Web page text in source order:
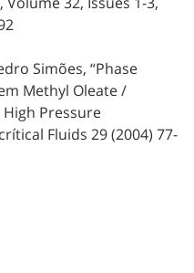
Simões, “Phase
Methyl Oleate /
Pressure
Fluids 29 (2004) 77-